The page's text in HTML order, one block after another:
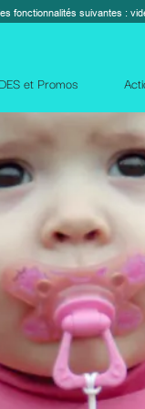
Blog Des
sociaux, calendrier,